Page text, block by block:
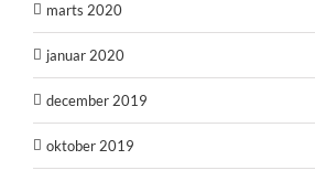
marts 2020
januar 2020
december 2019
oktober 2019